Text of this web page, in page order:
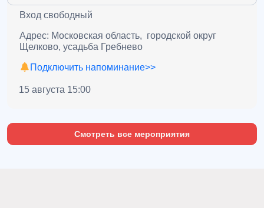
Вход свободный
Адрес: Московская область, городской округ
Щелково, усадьба Гребнево
Подключить напоминание>>
15 августа 15:00
Смотреть все мероприятия